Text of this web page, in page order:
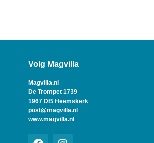
Volg Magvilla
Magvilla.nl
De Trompet 1739
1967 DB Heemskerk
post@magvilla.nl
www.magvilla.nl